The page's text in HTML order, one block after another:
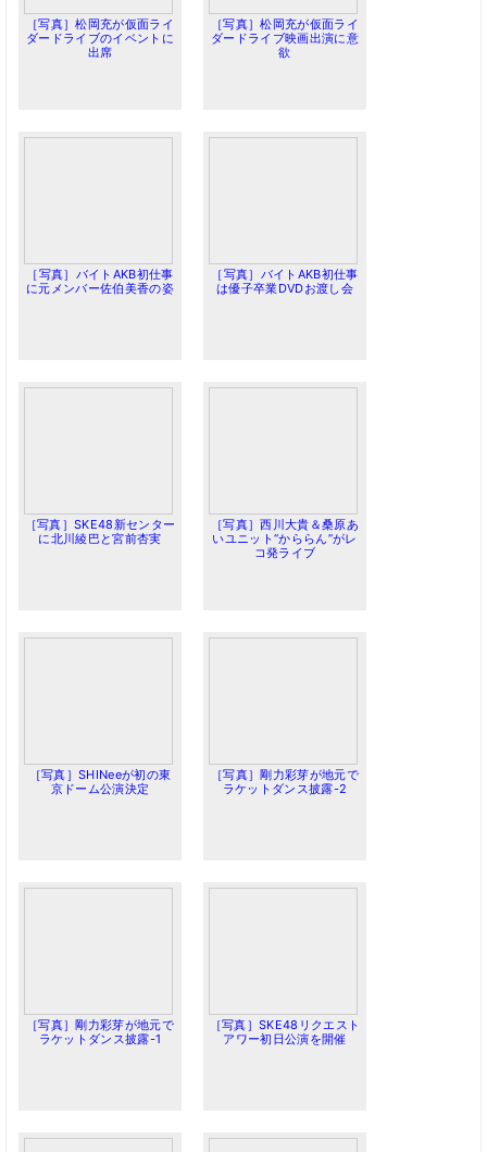
［写真］松岡充が仮面ライ
ダードライブのイベントに
出席
［写真］松岡充が仮面ライ
ダードライブ映画出演に意
欲
［写真］バイトAKB初仕事
に元メンバー佐伯美香の姿
［写真］バイトAKB初仕事
は優子卒業DVDお渡し会
［写真］SKE48新センター
に北川綾巴と宮前杏実
［写真］西川大貴＆桑原あ
いユニット“かららん”がレ
コ発ライブ
［写真］SHINeeが初の東
京ドーム公演決定
［写真］剛力彩芽が地元で
ラケットダンス披露-2
［写真］剛力彩芽が地元で
ラケットダンス披露-1
［写真］SKE48リクエスト
アワー初日公演を開催